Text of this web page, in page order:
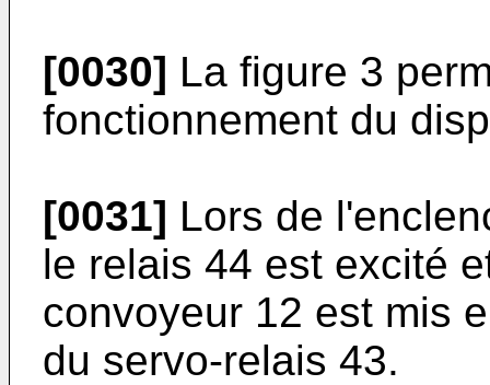
[0030] La figure 3
fonctionnement du
[0031] Lors de
le relais 44 est excité
convoyeur 12 est mis
du servo-relais 43.